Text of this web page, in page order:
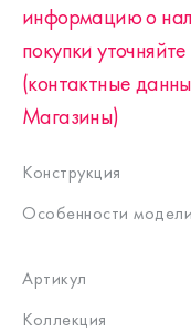
информацию о
покупки
(контактные
Магазины)
Конструкция
Особенности модели
Артикул
Коллекция